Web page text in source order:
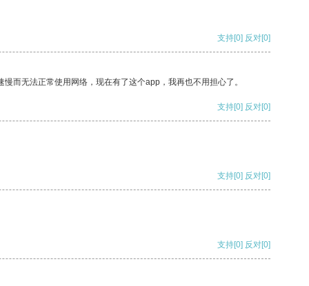
支持[0] 反对[0]
而无法正常使用网络，现在有了这个app，我再也不用担心了。
支持[0] 反对[0]
支持[0] 反对[0]
支持[0] 反对[0]